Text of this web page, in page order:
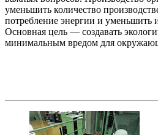
уменьшить количество
потребление энергии и уменьшить
Основная цель — создавать
минимальным вредом для